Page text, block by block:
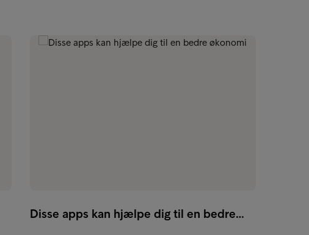
Disse apps kan hjælpe dig til en bedre…